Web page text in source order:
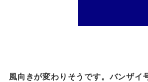
風向きが変わりそうです。バンザイ